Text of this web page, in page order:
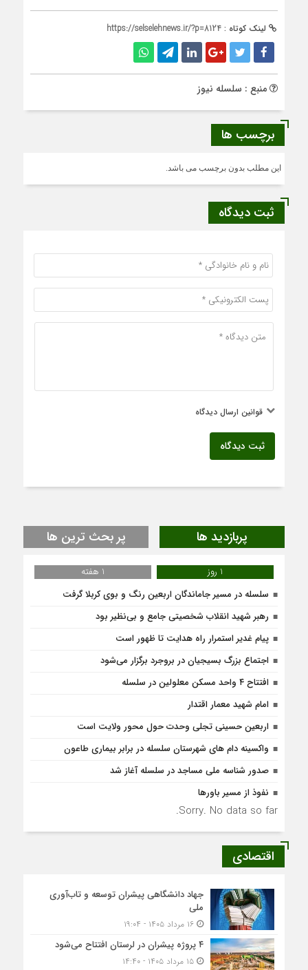
لینک کوتاه : https://selselehnews.ir/?p=8124
منبع : سلسله نیوز
برچسب ها
این مطلب بدون برچسب می باشد.
ثبت دیدگاه
قوانین ارسال دیدگاه
ثبت دیدگاه
پربازدید ها پر بحث ترین ها
1 روز
1 هفته
سلسله در مسیر جاماندگان اربعین رنگ و بوی کربلا گرفت
رهبر شهید انقلاب شخصیتی جامع و بی‌نظیر بود
پیام غدیر استمرار راه هدایت تا ظهور است
اجتماع بزرگ بسیجیان در بروجرد برگزار می‌شود
افتتاح ۴ واحد مسکن معلولین در سلسله
امام شهید معمار اقتدار
اربعین حسینی تجلی وحدت حول محور ولایت است
واکسینه دام های شهرستان سلسله در برابر بیماری طاعون
صدور شناسه ملی مساجد در سلسله آغاز شد
نفوذ از مسیر باورها
Sorry. No data so far.
اقتصادی
جهاد دانشگاهی پیشران توسعه و تاب‌آوری
ملی
۱۶ مرداد ۱۴۰۵ - ۱۹:۰۴
۴ پروژه پیشران در لرستان افتتاح می‌شود
۱۵ مرداد ۱۴۰۵ - ۱۴:۴۰